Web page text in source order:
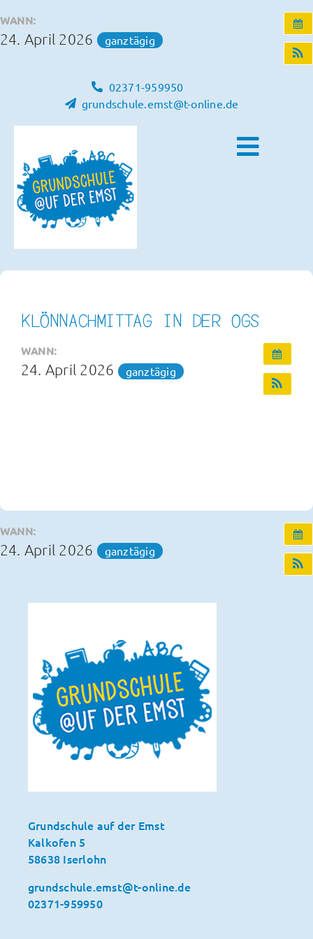
Inhalt
springen
WANN:
24. April 2026 ganztägig
02371-959950
grundschule.emst@t-online.de
Toggle
Infos und Termine
OGS und Betreuung
KLÖNNACHMITTAG IN DER OGS
WANN:
24. April 2026 ganztägig
WANN:
24. April 2026 ganztägig
Grundschule auf der Emst
Kalkofen 5
58638 Iserlohn
grundschule.emst@t-online.de
02371-959950